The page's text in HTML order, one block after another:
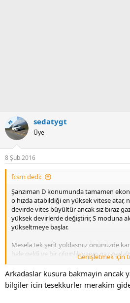
KS sedatygt
Üye
8 Şub 2016
fcsrn dedi:
Şanzıman D konumunda tamamen
o hızda atabildiği en yüksek vitese atar,
devirde vites büyültür ancak siz biraz
yüksek devirlerde değiştirir, S moduna
yükseltmeye başlar.
Mesela tek şerit yoldasınız önünüzde
hale geldi ve bir çılgınlık yapıp gaz
kavuşturdunuz, araç redline'a gelene
geldiğinde kendini korumak adına
önce vites büyültür. Ancak, gaz pedalı
vaziyetteyken ayağınızı gazdan hafif
Genişletmek için
Arkadaslar kusura bakmayin ancak
bilgiler icin tesekkurler merakim